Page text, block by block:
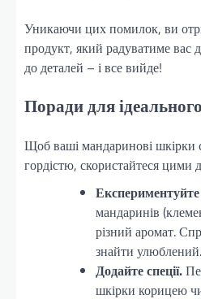
Уникаючи цих помилок, ви
продукт, який радуватиме вас
до деталей – і все вийде!
Поради для
Щоб ваші мандаринові шкірки
гордістю, скористайтеся
мандаринів
різний аромат.
знайти улюблений.
Додайте спеції.
шкірки корицею